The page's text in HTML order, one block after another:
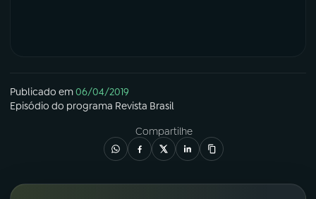
Publicado em06/04/2019
Episódio do programa Revista Brasil
Compartilhe